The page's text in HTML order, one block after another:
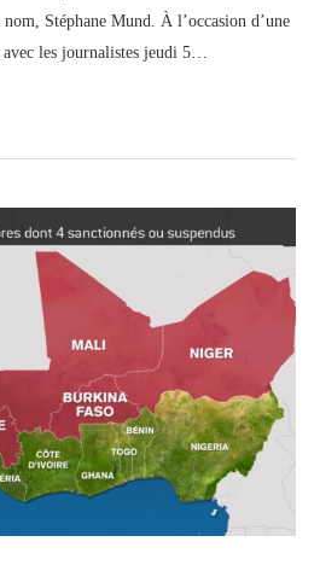
Stéphane Mund. À l’occasion d’une
les journalistes jeudi 5…